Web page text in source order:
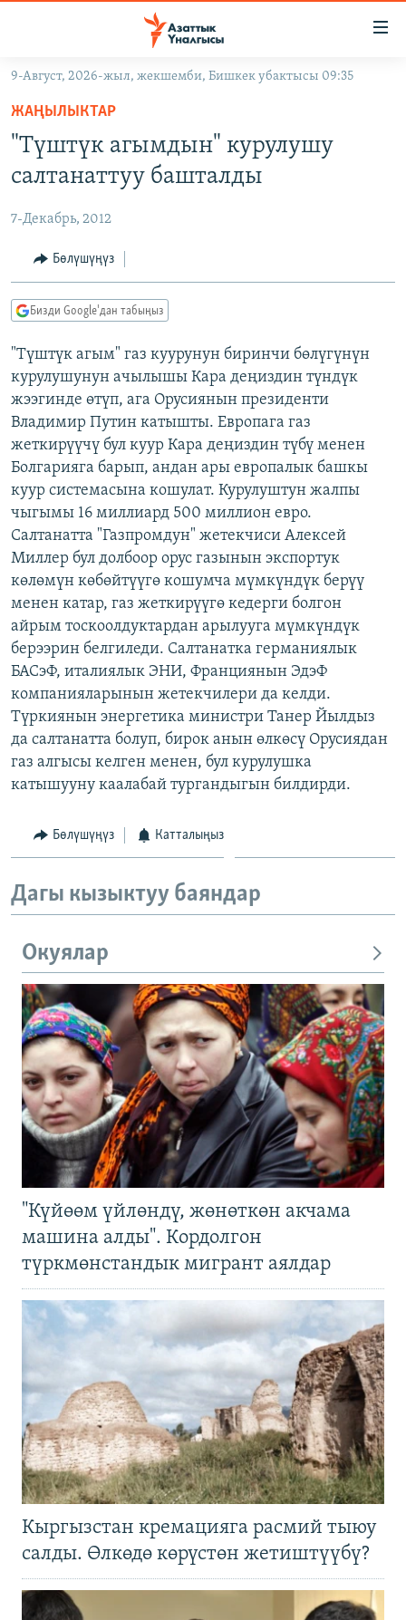
Навигацияга
өтүңүз
Издөөгө
салыңыз
КЫРГЫЗСТАН
КЫРГЫЗСТАН
ЭКОНОМИКА
МАДАНИЯТ
ДҮЙНӨ
БОРБОР АЗИЯ
АТАЙЫН ИЛИКТӨӨ
ТВ ПРОГРАММАЛАР
ЭКСПЕРТТЕР ТАЛДАЙТ
БИЗ ЖАНА ДҮЙНӨ
ДАНИСТЕ
ЭЖЕ-СИҢДИЛЕР
АЗАТТЫК+
ЫҢГАЙСЫЗ СУРООЛОР
ӨЗГӨЧӨ ПИКИР
Русский
ОНЛАЙН ШЕРИНЕ
ЭЕ/АРнун бардык сайттары
9-Август, 2026-жыл, жекшемби, Бишкек убактысы 09:35
ЖАҢЫЛЫКТАР
"Түштүк агымдын" курулушу
салтанаттуу башталды
7-Декабрь, 2012
Бөлүшүңүз
Бизди Google'дан табыңыз
"Түштүк агым" газ куурунун биринчи бөлүгүнүн
курулушунун ачылышы Кара деңиздин түндүк
жээгинде өтүп, ага Орусиянын президенти
Владимир Путин катышты. Европага газ
жеткирүүчү бул куур Кара деңиздин түбү менен
Болгарияга барып, андан ары европалык башкы
куур системасына кошулат. Курулуштун жалпы
чыгымы 16 миллиард 500 миллион евро.
Салтанатта "Газпромдун" жетекчиси Алексей
Миллер бул долбоор орус газынын экспортук
көлөмүн көбөйтүүгө кошумча мүмкүндүк берүү
менен катар, газ жеткирүүгө кедерги болгон
айрым тоскоолдуктардан арылууга мүмкүндүк
берээрин белгиледи. Салтанатка германиялык
БАСэФ, италиялык ЭНИ, Франциянын ЭдэФ
компанияларынын жетекчилери да келди.
Түркиянын энергетика министри Танер Йылдыз
да салтанатта болуп, бирок анын өлкөсү Орусиядан
газ алгысы келген менен, бул курулушка
катышууну каалабай тургандыгын билдирди.
Бөлүшүңүз Катталыңыз
Дагы кызыктуу баяндар
Окуялар
"Күйөөм үйлөндү, жөнөткөн акчама
машина алды". Кордолгон
түркмөнстандык мигрант аялдар
Кыргызстан кремацияга расмий тыюу
салды. Өлкөдө көрүстөн жетиштүүбү?